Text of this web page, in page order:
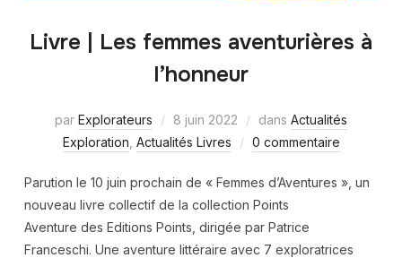
Livre | Les femmes aventurières à
l’honneur
par Explorateurs 8 juin 2022 dans Actualités
Exploration Actualités Livres 0 commentaire
Parution le 10 juin prochain de « Femmes d’Aventures », un
nouveau livre collectif de la collection Points
Aventure des Editions Points, dirigée par Patrice
Franceschi. Une aventure littéraire avec 7 exploratrices